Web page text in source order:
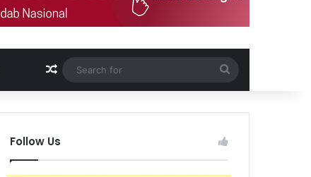
Random Article
for
Follow Us